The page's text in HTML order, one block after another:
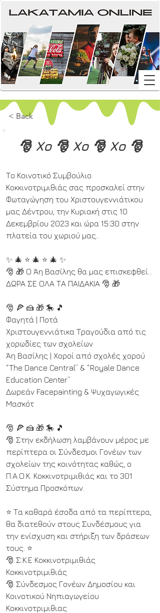
< Back
🎅 Χο 🎅 Χο 🎅 Χο 🎅
Το Κοινοτικό Συμβούλιο
Κοκκινοτριμιθιάς σας προσκαλεί στην
Φωταγώγηση του Χριστουγεννιάτικου
μας Δέντρου, την Κυριακή στις 10
Δεκεμβρίου 2023 και ώρα 15:30 στην
πλατεία του χωριού μας..
✨ 🎄 ⭐ 🎄 ⭐ 🎄 ✨
🎅 🎁 Ο Άη Βασίλης θα μας επισκεφθεί...
ΔΩΡΑ ΣΕ ΟΛΑ ΤΑ ΠΑΙΔΑΚΙΑ 🎅 🎁
🎅 🍕 🍰 🎁 🎠 🎵
Φαγητά | Ποτά
Χριστουγεννιάτικα Τραγούδια από τις
χορωδίες των σχολείων
Άη Βασίλης | Χοροί από σχολές χορού
“The Dance Central” & “Royale Dance
Education Center”
Δωρεάν Facepainting & Ψυχαγωγικές
Μασκότ
🎅 🍕 🍰 🎁 🎠 🎵
🎅 Στην εκδήλωση λαμβάνουν μέρος με
περίπτερα οι Σύνδεσμοι Γονέων των
σχολείων της κοινότητας καθώς, ο
Π.Α.Ο.Κ. Κοκκινοτριμιθιάς και το 301
Σύστημα Προσκόπων.
⭐ Τα καθαρά έσοδα από τα περίπτερα,
θα διατεθούν στους Συνδέσμους για
την ενίσχυση και στήριξη των δράσεων
τους. ⭐
🎅 Σ.Κ.Ε Κοκκινοτριμιθιάς
Κοκκινοτριμιθιάς
🎅 Σύνδεσμος Γονέων Δημοσίου και
Κοινοτικού Νηπιαγωγείου
Κοκκινοτριμιθιας